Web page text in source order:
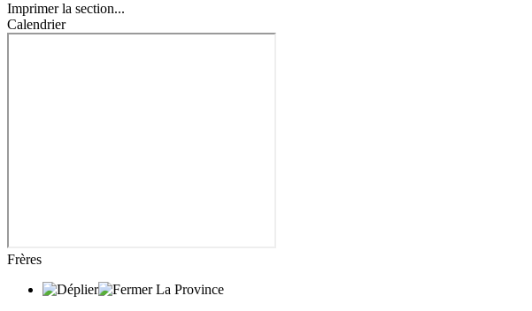
Imprimer la section...
Calendrier
Frères
La Province